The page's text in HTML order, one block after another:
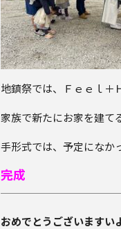
地鎮祭では、Ｆｅｅｌ＋
家族で新たにお家を建て
手形式では、予定になか
完成
おめでとうございますい